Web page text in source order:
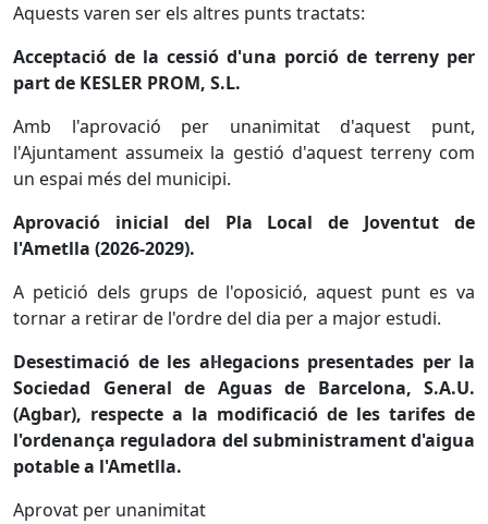
Aquests varen ser els altres punts tractats:
Acceptació de la cessió d'una porció de terreny per
part de KESLER PROM, S.L.
Amb l'aprovació per unanimitat d'aquest punt,
l'Ajuntament assumeix la gestió d'aquest terreny com
un espai més del municipi.
Aprovació inicial del Pla Local de Joventut de
l'Ametlla (2026-2029).
A petició dels grups de l'oposició, aquest punt es va
tornar a retirar de l'ordre del dia per a major estudi.
Desestimació de les al·legacions presentades per la
Sociedad General de Aguas de Barcelona, S.A.U.
(Agbar), respecte a la modificació de les tarifes de
l'ordenança reguladora del subministrament d'aigua
potable a l'Ametlla.
Aprovat per unanimitat